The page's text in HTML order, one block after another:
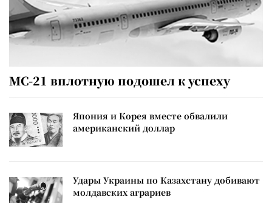
МС-21 вплотную подошел к успеху
Япония и Корея вместе обвалили
американский доллар
Удары Украины по Казахстану добивают
молдавских аграриев